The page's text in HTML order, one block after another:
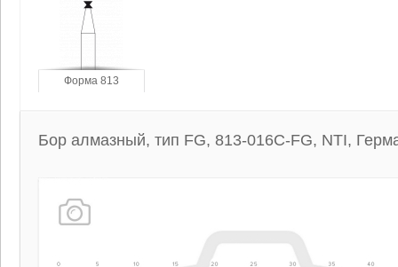
Форма 813
Бор алмазный, тип FG, 813-016C-FG, NTI,